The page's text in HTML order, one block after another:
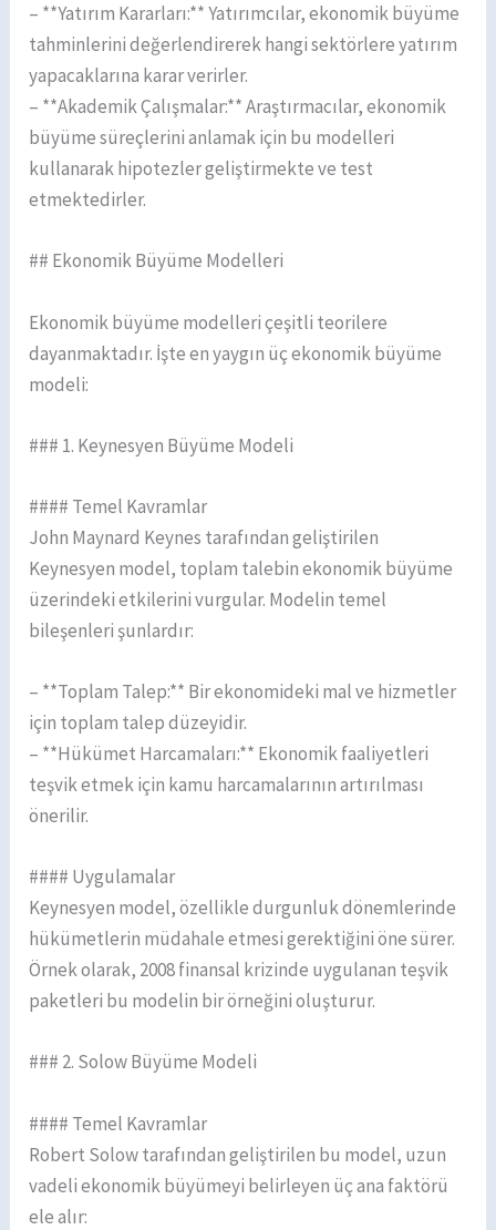
– **Yatırım Kararları:** Yatırımcılar, ekonomik büyüme
tahminlerini değerlendirerek hangi sektörlere yatırım
yapacaklarına karar verirler.
– **Akademik Çalışmalar:** Araştırmacılar, ekonomik
büyüme süreçlerini anlamak için bu modelleri
kullanarak hipotezler geliştirmekte ve test
etmektedirler.
## Ekonomik Büyüme Modelleri
Ekonomik büyüme modelleri çeşitli teorilere
dayanmaktadır. İşte en yaygın üç ekonomik büyüme
modeli:
### 1. Keynesyen Büyüme Modeli
#### Temel Kavramlar
John Maynard Keynes tarafından geliştirilen
Keynesyen model, toplam talebin ekonomik büyüme
üzerindeki etkilerini vurgular. Modelin temel
bileşenleri şunlardır:
– **Toplam Talep:** Bir ekonomideki mal ve hizmetler
için toplam talep düzeyidir.
– **Hükümet Harcamaları:** Ekonomik faaliyetleri
teşvik etmek için kamu harcamalarının artırılması
önerilir.
#### Uygulamalar
Keynesyen model, özellikle durgunluk dönemlerinde
hükümetlerin müdahale etmesi gerektiğini öne sürer.
Örnek olarak, 2008 finansal krizinde uygulanan teşvik
paketleri bu modelin bir örneğini oluşturur.
### 2. Solow Büyüme Modeli
#### Temel Kavramlar
Robert Solow tarafından geliştirilen bu model, uzun
vadeli ekonomik büyümeyi belirleyen üç ana faktörü
ele alır: